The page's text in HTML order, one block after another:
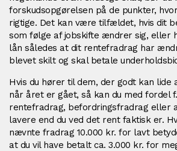
forskudsopgørelsen på de punkter,
rigtige. Det kan være tilfældet, hvis dit
som følge af jobskifte ændrer sig, eller
lån således at dit rentefradrag har
blevet skilt og skal betale
Hvis du hører til dem, der godt kan lide
når året er gået, så kan du med fordel
rentefradrag, befordringsfradrag eller
lavere end du ved det rent faktisk er.
nævnte fradrag 10.000 kr. for lavt
at du vil have betalt ca. 3.000 kr. for